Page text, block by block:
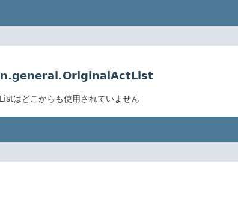
どこからも使用されていません